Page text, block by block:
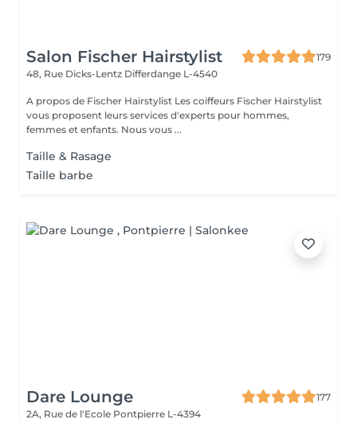
Salon Fischer Hairstylist
179
48, Rue Dicks-Lentz Differdange L-4540
A propos de Fischer Hairstylist Les coiffeurs Fischer Hairstylist
vous proposent leurs services d'experts pour hommes,
femmes et enfants. Nous vous ...
Taille & Rasage
Taille barbe
Dare Lounge
177
2A, Rue de l'Ecole Pontpierre L-4394